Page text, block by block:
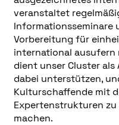
veranstaltet
Informationsseminare
Vorbereitung für
international ausufern
dient unser Cluster als
dabei unterstützen,
Kulturschaffende mit
Expertenstrukturen
machen.